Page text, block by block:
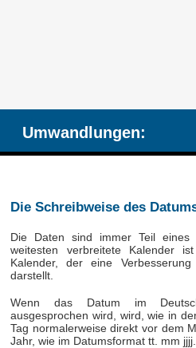
Umwandlungen:
Die Schreibweise des
Die Daten sind immer Teil eines
weitesten verbreitete Kalender
Kalender, der eine
darstellt.
Wenn das Datum im
ausgesprochen wird, wird, wie in
Tag normalerweise direkt vor dem
Jahr, wie im Datumsformat tt. mm jjjj.